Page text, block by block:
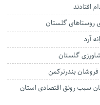
آرد
گلستان
بندرترکمن
سبب رونق اقتصادی استان